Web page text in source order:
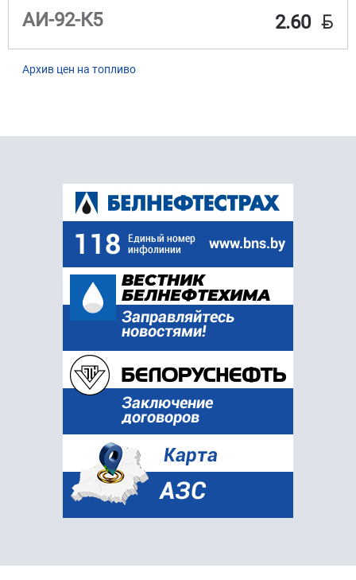
АИ-92-К5 2.60 BYN
Архив цен на топливо